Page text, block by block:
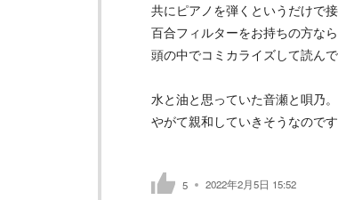
共にピアノを弾くというだけで
百合フィルターをお持ちの方な
頭の中でコミカライズして読んで
水と油と思っていた音瀬と唄乃。
やがて親和していきそうなので
5 2022年2月5日 15:52